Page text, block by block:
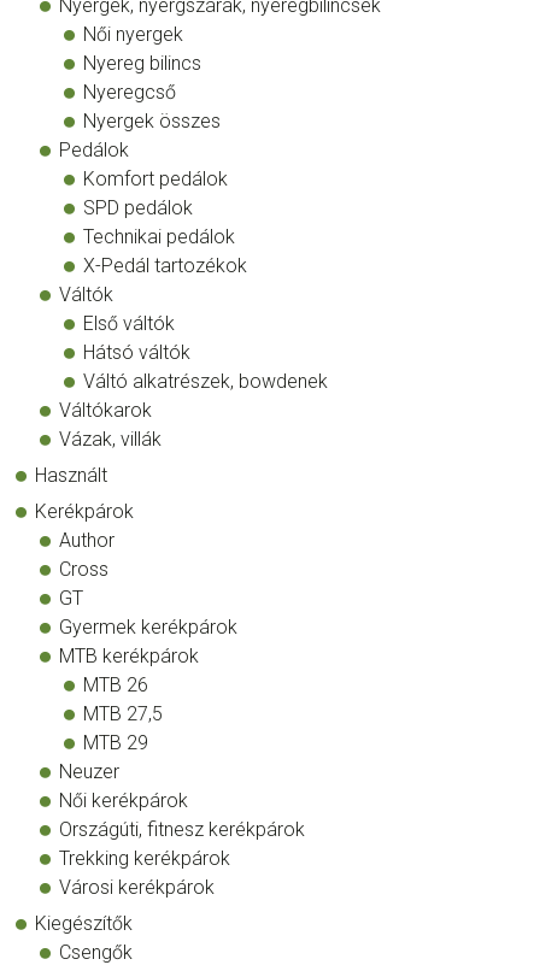
Nyergek, nyergszárak, nyeregbilincsek
Női nyergek
Nyereg bilincs
Nyeregcső
Nyergek összes
Pedálok
Komfort pedálok
SPD pedálok
Technikai pedálok
X-Pedál tartozékok
Váltók
Első váltók
Hátsó váltók
Váltó alkatrészek, bowdenek
Váltókarok
Vázak, villák
Használt
Kerékpárok
Author
Cross
GT
Gyermek kerékpárok
MTB kerékpárok
MTB 26
MTB 27,5
MTB 29
Neuzer
Női kerékpárok
Országúti, fitnesz kerékpárok
Trekking kerékpárok
Városi kerékpárok
Kiegészítők
Csengők